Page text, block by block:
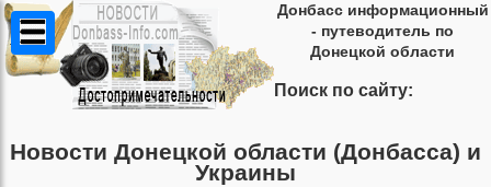
Донбасс информационный
- путеводитель по
Донецкой области
Поиск по сайту:
Новости Донецкой области (Донбасса) и
Украины